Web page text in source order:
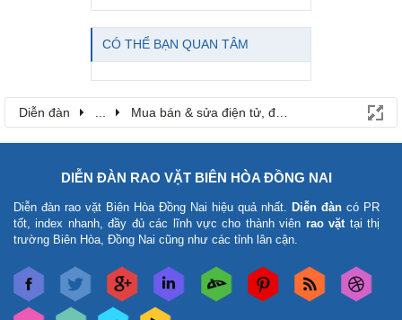
CÓ THỂ BẠN QUAN TÂM
Diễn đàn Mua bán & sửa điện tử, điện lạnh
DIỄN ĐÀN RAO VẶT BIÊN HÒA ĐỒNG NAI
Diễn đàn rao vặt Biên Hòa Đồng Nai hiệu quả nhất. Diễn đàn có PR
tốt, index nhanh, đầy đủ các lĩnh vực cho thành viên rao vặt tại thị
trường Biên Hòa, Đồng Nai cũng như các tỉnh lân cận.